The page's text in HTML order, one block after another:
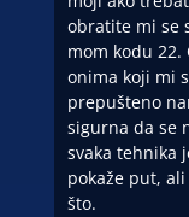
obratite mi se
mom kodu
onima koji mi
prepušteno
sigurna da se
svaka tehnika
pokaže put,
što.